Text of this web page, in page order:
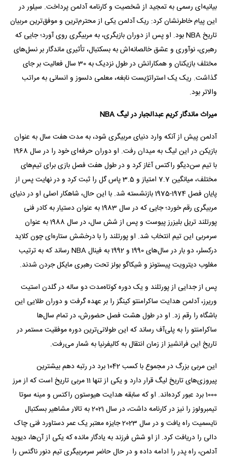
بیانیه‌ای رسمی به تمجید از شخصیت و کارنامه آدلمن پرداخت. سیلور در
این پیام خاطرنشان کرد: ریک آدلمن یکی از محترم‌ترین و موفق‌ترین مربیان
تاریخ NBA بود. او پس از دوران بازیگری، به مربیگری روی آورد؛ جایی که
رهبری، نوآوری و عشق خالصانه‌اش به بسکتبال، تأثیری ماندگار بر نسل‌های
مختلف بازیکنان و همکارانش در طول نزدیک به 30 سال فعالیت بر جای
گذاشت. ریک یک استراتژیست نابغه، معلمی دلسوز و انسانی به مراتب
والاتر بود.
میراث ماندگار کریم عبدالجبار در لیگ NBA
آدلمن پیش از آنکه وارد دنیای مربیگری شود، به مدت هفت سال به عنوان
بازیکن در این لیگ به میدان رفت. او دوران حرفه‌ای خود را در سال 1968
با تیم سن‌دیگو راکتس آغاز کرد و در طول هفت فصل بازی برای تیم‌های
مختلف، میانگین 7.7 امتیاز و 3.5 پاس گل را ثبت کرد و در نهایت پس از
پایان فصل 1974-1975 بازنشسته شد. با این حال، شاهکار اصلی او در دنیای
مربیگری رقم خورد؛ جایی که در سال 1983 به عنوان دستیار به کادر فنی
پورتلند تریل بلیزرز پیوست و پس از شش سال، در سال 1988 به عنوان
سرمربی این تیم انتخاب شد. او پورتلند را با درخشش ستاره‌ای چون کلاید
درکسلر، دو بار در سال‌های 1990 و 1992 به فینال NBA رساند که به ترتیب
مغلوب دیترویت پیستونز و شیکاگو بولز تحت رهبری مایکل جردن شدند.
پس از جدایی از پورتلند و یک دوره کوتاه‌مدت دو ساله در گلدن استیت
وریرز، آدلمن هدایت ساکرامنتو کینگز را بر عهده گرفت و دوران طلایی این
باشگاه را رقم زد. او در طول هشت فصل حضورش، در تمام سال‌ها
ساکرامنتو را به پلی‌آف رساند که این طولانی‌ترین دوره موفقیت مستمر در
تاریخ این فرانشیز از زمان انتقال به کالیفرنیا به شمار می‌رفت.
این مربی بزرگ در مجموع با کسب 1042 برد در رتبه دهم بیشترین
پیروزی‌های تاریخ لیگ قرار دارد و یکی از تنها 11 مربی تاریخ است که از مرز
1000 برد عبور کرده‌اند. او که سابقه هدایت هیوستون راکتس و مینه سوتا
تیمبرولوز را نیز در کارنامه داشت، در سال 2021 به تالار مشاهیر بسکتبال
نایسمیت راه یافت و در سال 2023 جایزه معتبر یک عمر دستاورد فنی چاک
دالی را دریافت کرد. از او شش فرزند به یادگار مانده که یکی از آن‌ها، دیوید
آدلمن، راه پدر را ادامه داده و در حال حاضر سرمربیگری تیم دنور ناگتس را